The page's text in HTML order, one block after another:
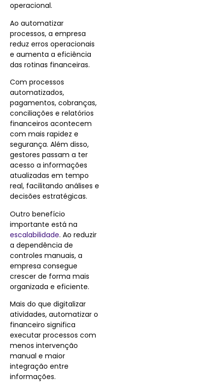
operacional.
Ao automatizar
processos, a empresa
reduz erros operacionais
e aumenta a eficiência
das rotinas financeiras.
Com processos
automatizados,
pagamentos, cobranças,
conciliações e relatórios
financeiros acontecem
com mais rapidez e
segurança. Além disso,
gestores passam a ter
acesso a informações
atualizadas em tempo
real, facilitando análises e
decisões estratégicas.
Outro benefício
importante está na
escalabilidade. Ao reduzir
a dependência de
controles manuais, a
empresa consegue
crescer de forma mais
organizada e eficiente.
Mais do que digitalizar
atividades, automatizar o
financeiro significa
executar processos com
menos intervenção
manual e maior
integração entre
informações.